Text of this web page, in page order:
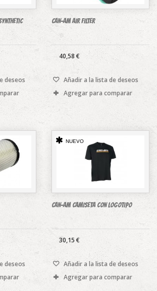
deseos
CAN-AM AIR FILTER
40,58 €
Añadir a la lista de deseos
Agregar para comparar
deseos
NUEVO
CAN-AM CAMISETA CON LOGOTIPO
30,15 €
Añadir a la lista de deseos
Agregar para comparar